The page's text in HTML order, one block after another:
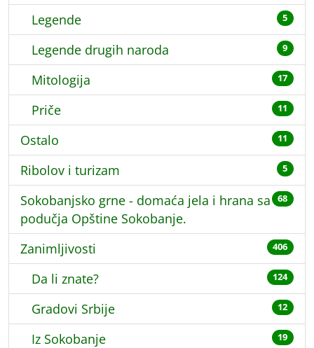
Legende 5
Legende drugih naroda 9
Mitologija 17
Priče 11
Ostalo 11
Ribolov i turizam 5
Sokobanjsko grne - domaća jela i hrana sa
podučja Opštine Sokobanje.
68
Zanimljivosti 406
Da li znate? 124
Gradovi Srbije 12
Iz Sokobanje 19